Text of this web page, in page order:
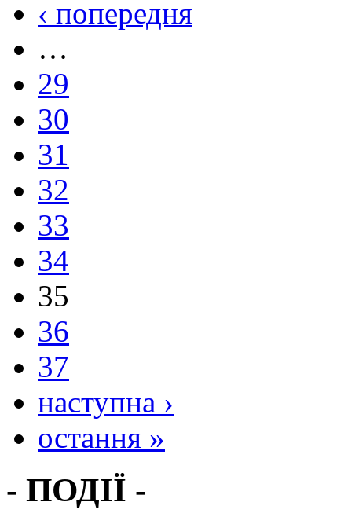
‹ попередня
…
29
30
31
32
33
34
35
36
37
наступна ›
остання »
- ПОДІЇ -